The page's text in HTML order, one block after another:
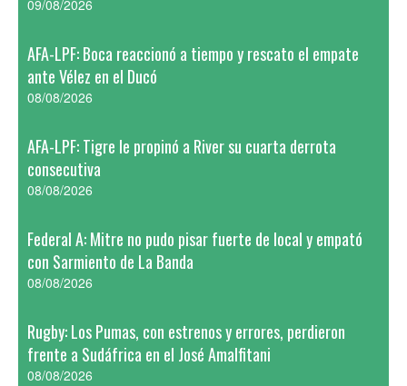
09/08/2026
AFA-LPF: Boca reaccionó a tiempo y rescato el empate
ante Vélez en el Ducó
08/08/2026
AFA-LPF: Tigre le propinó a River su cuarta derrota
consecutiva
08/08/2026
Federal A: Mitre no pudo pisar fuerte de local y empató
con Sarmiento de La Banda
08/08/2026
Rugby: Los Pumas, con estrenos y errores, perdieron
frente a Sudáfrica en el José Amalfitani
08/08/2026